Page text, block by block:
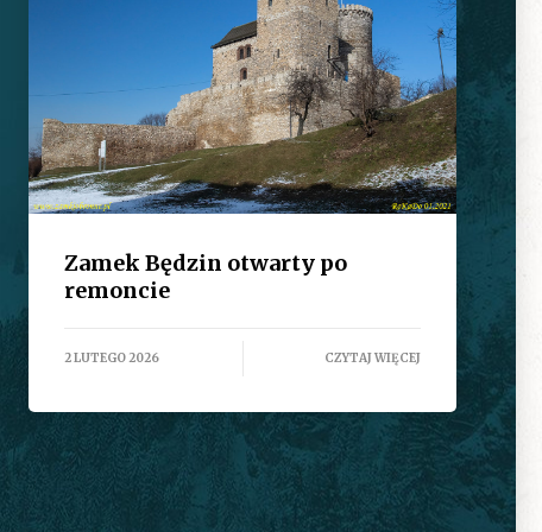
Zamek Będzin otwarty po
remoncie
2 LUTEGO 2026 CZYTAJ WIĘCEJ